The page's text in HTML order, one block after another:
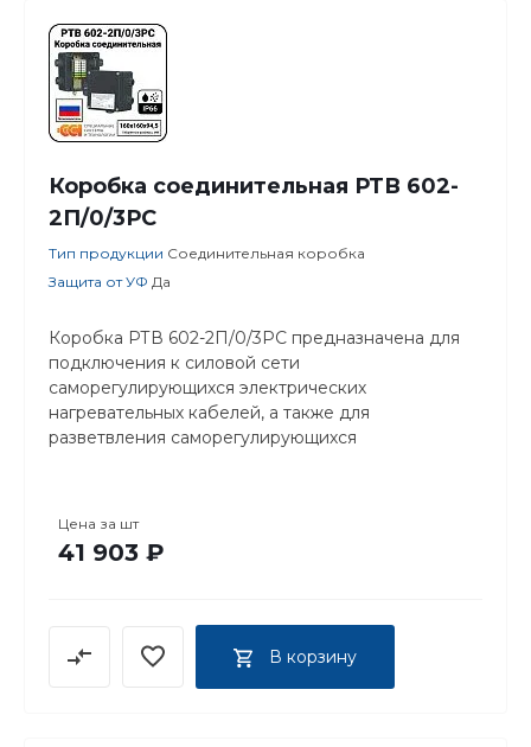
Коробка соединительная РТВ 602-
2П/0/3РС
Тип продукции Соединительная коробка
Защита от УФ Да
Коробка РТВ 602-2П/0/3РС предназначена для
подключения к силовой сети
саморегулирующихся электрических
нагревательных кабелей, а также для
разветвления саморегулирующихся
Цена за шт
41 903 ₽
В корзину